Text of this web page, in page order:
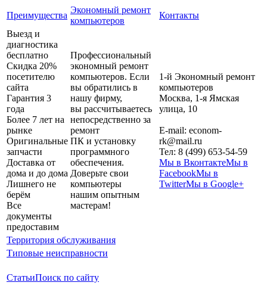
Преимущества
Экономный ремонт
компьютеров
Контакты
Выезд и
диагностика
бесплатно
Скидка 20%
посетителю
сайта
Гарантия 3
года
Более 7 лет на
рынке
Оригинальные
запчасти
Доставка от
дома и до дома
Лишнего не
берём
Все
документы
предоставим
Профессиональный
экономный ремонт
компьютеров. Если
вы обратились в
нашу фирму,
вы рассчитываетесь
непосредственно за
ремонт
ПК и установку
программного
обеспечения.
Доверьте свои
компьютеры
нашим опытным
мастерам!
1-й Экономный ремонт
компьютеров
Москва, 1-я Ямская
улица, 10
E-mail: econom-
rk@mail.ru
Тел: 8 (499) 653-54-59
Мы в ВконтактеМы в
FacebookМы в
TwitterМы в Google+
Территория обслуживания
Типовые неисправности
СтатьиПоиск по сайту